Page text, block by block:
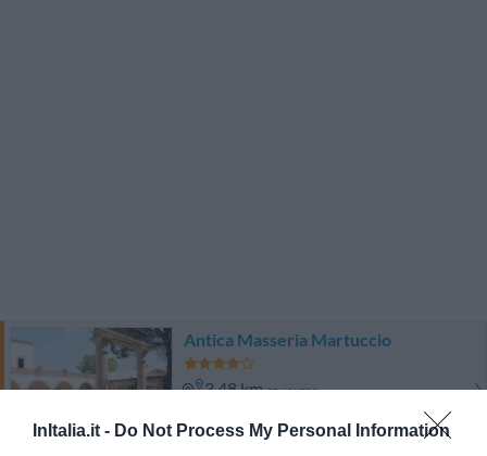
InItalia.it - Do Not Process My Personal Information
Antica Masseria Martuccio
3.48 kmот центра
ТАРИФЫ